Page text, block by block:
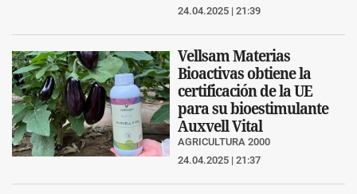
24.04.2025 | 21:39
Vellsam Materias
Bioactivas obtiene la
certificación de la UE
para su bioestimulante
Auxvell Vital
AGRICULTURA 2000
24.04.2025 | 21:37